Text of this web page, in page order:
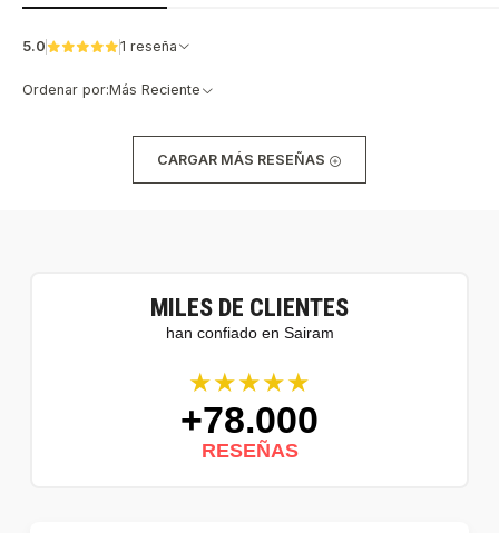
5.0 1 reseña
Ordenar por:Más Reciente
CARGAR MÁS RESEÑAS
MILES DE CLIENTES
han confiado en Sairam
★★★★★
+78.000
RESEÑAS